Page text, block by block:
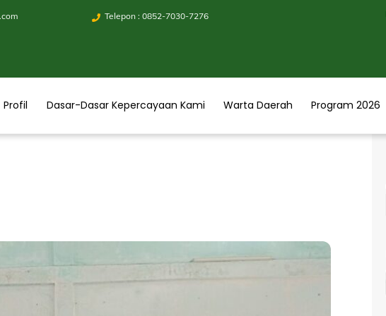
Telepon : 0852-7030-7276
Profil Dasar-Dasar Kepercayaan Kami Warta Daerah Program 2026